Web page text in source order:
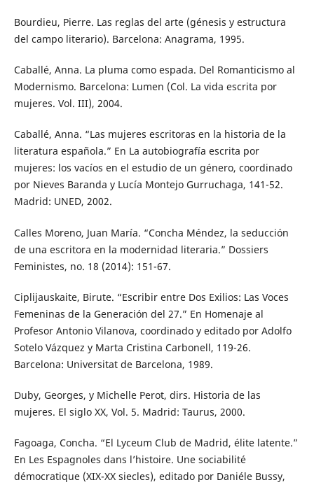
Bourdieu, Pierre. Las reglas del arte (génesis y estructura
del campo literario). Barcelona: Anagrama, 1995.
Caballé, Anna. La pluma como espada. Del Romanticismo al
Modernismo. Barcelona: Lumen (Col. La vida escrita por
mujeres. Vol. III), 2004.
Caballé, Anna. “Las mujeres escritoras en la historia de la
literatura española.” En La autobiografía escrita por
mujeres: los vacíos en el estudio de un género, coordinado
por Nieves Baranda y Lucía Montejo Gurruchaga, 141-52.
Madrid: UNED, 2002.
Calles Moreno, Juan María. “Concha Méndez, la seducción
de una escritora en la modernidad literaria.” Dossiers
Feministes, no. 18 (2014): 151-67.
Ciplijauskaite, Birute. “Escribir entre Dos Exilios: Las Voces
Femeninas de la Generación del 27.” En Homenaje al
Profesor Antonio Vilanova, coordinado y editado por Adolfo
Sotelo Vázquez y Marta Cristina Carbonell, 119-26.
Barcelona: Universitat de Barcelona, 1989.
Duby, Georges, y Michelle Perot, dirs. Historia de las
mujeres. El siglo XX, Vol. 5. Madrid: Taurus, 2000.
Fagoaga, Concha. “El Lyceum Club de Madrid, élite latente.”
En Les Espagnoles dans l’histoire. Une sociabilité
démocratique (XIX-XX siecles), editado por Daniéle Bussy,